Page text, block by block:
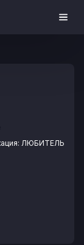
ЛЮБИТЕЛЬ